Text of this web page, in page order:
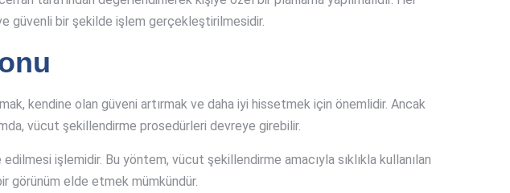
güvenli bir şekilde işlem gerçekleştirilmesidir.
kendine olan güveni artırmak ve daha iyi hissetmek için önemlidir. Ancak
vücut şekillendirme prosedürleri devreye girebilir.
işlemidir. Bu yöntem, vücut şekillendirme amacıyla sıklıkla kullanılan
görünüm elde etmek mümkündür.